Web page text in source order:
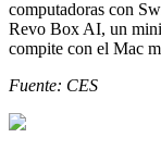
computadoras con
Revo Box AI, un mini
compite con el Mac
Fuente: CES